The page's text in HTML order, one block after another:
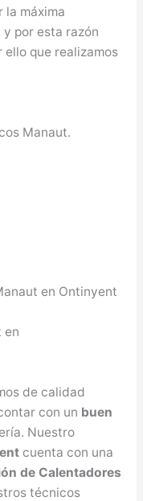
la máxima
por esta razón
ello que realizamos
Manaut.
en Ontinyent
de calidad
con un buen
Nuestro
cuenta con una
de Calentadores
técnicos